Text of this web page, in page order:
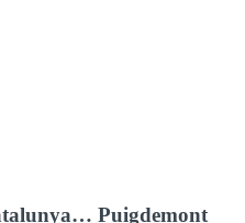
Puigdemont